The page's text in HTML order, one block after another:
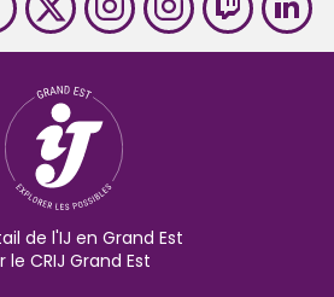
de l'IJ en Grand Est
le CRIJ Grand Est